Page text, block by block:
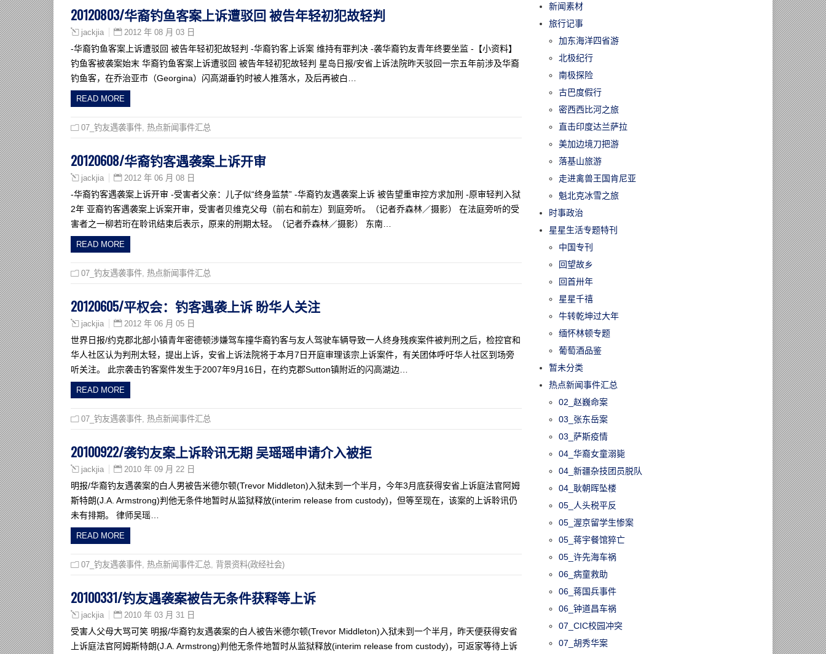
20120803/华裔钓鱼客案上诉遭驳回 被告年轻初犯故轻判
jackjia 2012 年 08 月 03 日
-华裔钓鱼客案上诉遭驳回 被告年轻初犯故轻判 -华裔钓客上诉案 维持有罪判决 -袭华裔钓友青年终要坐监 -【小资料】
钓鱼客被袭案始末 华裔钓鱼客案上诉遭驳回 被告年轻初犯故轻判 星岛日报/安省上诉法院昨天驳回一宗五年前涉及华裔
钓鱼客，在乔治亚市（Georgina）闪高湖垂钓时被人推落水，及后再被白…
READ MORE
07_钓友遇袭事件 热点新闻事件汇总
20120608/华裔钓客遇袭案上诉开审
jackjia 2012 年 06 月 08 日
-华裔钓客遇袭案上诉开审 -受害者父亲：儿子似“终身监禁” -华裔钓友遇袭案上诉 被告望重审控方求加刑 -原审轻判入狱
2年 亚裔钓客遇袭案上诉案开审，受害者贝维克父母（前右和前左）到庭旁听。（记者乔森林／摄影） 在法庭旁听的受
害者之一柳若珩在聆讯结束后表示，原来的刑期太轻。（记者乔森林／摄影） 东南…
READ MORE
07_钓友遇袭事件 热点新闻事件汇总
20120605/平权会：钓客遇袭上诉 盼华人关注
jackjia 2012 年 06 月 05 日
世界日报/约克郡北部小镇青年密德顿涉嫌驾车撞华裔钓客与友人驾驶车辆导致一人终身残疾案件被判刑之后，检控官和
华人社区认为判刑太轻，提出上诉，安省上诉法院将于本月7日开庭审理该宗上诉案件，有关团体呼吁华人社区到场旁
听关注。 此宗袭击钓客案件发生于2007年9月16日，在约克郡Sutton镇附近的闪高湖边…
READ MORE
07_钓友遇袭事件 热点新闻事件汇总
20100922/袭钓友案上诉聆讯无期 吴瑶瑶申请介入被拒
jackjia 2010 年 09 月 22 日
明报/华裔钓友遇袭案的白人男被告米德尔顿(Trevor Middleton)入狱未到一个半月，今年3月底获得安省上诉庭法官阿姆
斯特朗(J.A. Armstrong)判他无条件地暂时从监狱释放(interim release from custody)，但等至现在，该案的上诉聆讯仍
未有排期。 律师吴瑶…
READ MORE
07_钓友遇袭事件 热点新闻事件汇总 背景资料(政经社会)
20100331/钓友遇袭案被告无条件获释等上诉
jackjia 2010 年 03 月 31 日
受害人父母大骂可笑 明报/华裔钓友遇袭案的白人被告米德尔顿(Trevor Middleton)入狱未到一个半月，昨天便获得安省
上诉庭法官阿姆斯特朗(J.A. Armstrong)判他无条件地暂时从监狱释放(interim release from custody)，可返家等待上诉
新闻素材
旅行记事
加东海洋四省游
北极纪行
南极探险
古巴度假行
密西西比河之旅
直击印度达兰萨拉
美加边境刀把游
落基山旅游
走进禽兽王国肯尼亚
魁北克冰雪之旅
时事政治
星星生活专题特刊
中国专刊
回望故乡
回首卅年
星星千禧
牛转乾坤过大年
缅怀林顿专题
葡萄酒品鉴
暂未分类
热点新闻事件汇总
02_赵巍命案
03_张东岳案
03_萨斯疫情
04_华裔女童溺毙
04_新疆杂技团员脱队
04_耿朝晖坠楼
05_人头税平反
05_渥京留学生惨案
05_蒋宇餐馆猝亡
05_许先海车祸
06_病童救助
06_蒋国兵事件
06_钟道昌车祸
07_CIC校园冲突
07_胡秀华案